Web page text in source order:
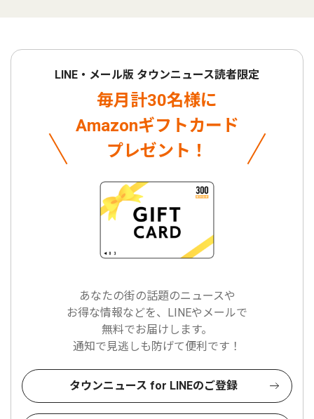
LINE・メール版 タウンニュース読者限定
毎月計30名様に
Amazonギフトカード
プレゼント！
あなたの街の話題のニュースや
お得な情報などを、LINEやメールで
無料でお届けします。
通知で見逃しも防げて便利です！
タウンニュース for LINEのご登録